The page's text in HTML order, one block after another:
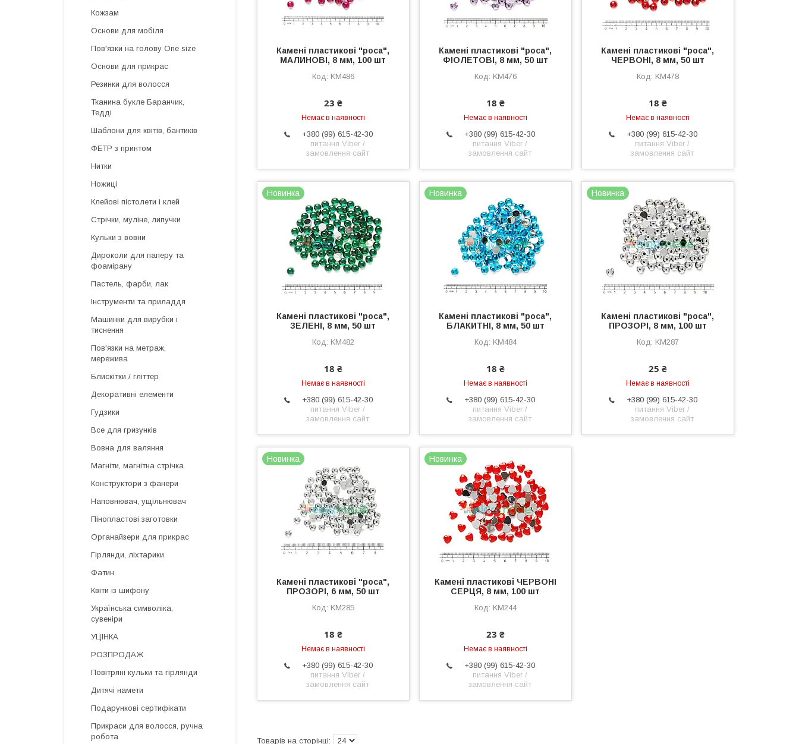
Камені пластикові "роса",
МАЛИНОВІ, 8 мм, 100 шт
KM486
23 ₴
Немає в наявності
+380 (99) 615-42-30
питання Viber /
замовлення сайт
Камені пластикові "роса",
ФІОЛЕТОВІ, 8 мм, 50 шт
KM476
18 ₴
Немає в наявності
+380 (99) 615-42-30
питання Viber /
замовлення сайт
Камені пластикові "роса",
ЧЕРВОНІ, 8 мм, 50 шт
KM478
18 ₴
Немає в наявності
+380 (99) 615-42-30
питання Viber /
замовлення сайт
Новинка
Камені пластикові "роса",
ЗЕЛЕНІ, 8 мм, 50 шт
KM482
18 ₴
Немає в наявності
+380 (99) 615-42-30
питання Viber /
замовлення сайт
Новинка
Камені пластикові "роса",
БЛАКИТНІ, 8 мм, 50 шт
KM484
18 ₴
Немає в наявності
+380 (99) 615-42-30
питання Viber /
замовлення сайт
Новинка
Камені пластикові "роса",
ПРОЗОРІ, 8 мм, 100 шт
KM287
25 ₴
Немає в наявності
+380 (99) 615-42-30
питання Viber /
замовлення сайт
Новинка
Камені пластикові "роса",
ПРОЗОРІ, 6 мм, 50 шт
KM285
18 ₴
Немає в наявності
+380 (99) 615-42-30
питання Viber /
замовлення сайт
Новинка
Камені пластикові ЧЕРВОНІ
СЕРЦЯ, 8 мм, 100 шт
KM244
23 ₴
Немає в наявності
+380 (99) 615-42-30
питання Viber /
замовлення сайт
Кожзам
Основи для мобіля
Пов'язки на голову One size
Основи для прикрас
Резинки для волосся
Тканина букле Баранчик,
Тедді
Шаблони для квітів, бантиків
ФЕТР з принтом
Нитки
Ножиці
Клейові пістолети і клей
Стрічки, муліне, липучки
Кульки з вовни
Дироколи для паперу та
фоамірану
Пастель, фарби, лак
Інструменти та приладдя
Машинки для вирубки і
тиснення
Пов'язки на метраж,
мережива
Блискітки / гліттер
Декоративні елементи
Гудзики
Все для гризунків
Вовна для валяння
Магніти, магнітна стрічка
Конструктори з фанери
Наповнювач, ущільнювач
Пінопластові заготовки
Органайзери для прикрас
Гірлянди, ліхтарики
Фатин
Квіти із шифону
Українська символіка,
сувеніри
УЦІНКА
РОЗПРОДАЖ
Повітряні кульки та гірлянди
Дитячі намети
Подарункові сертифікати
Прикраси для волосся, ручна
робота